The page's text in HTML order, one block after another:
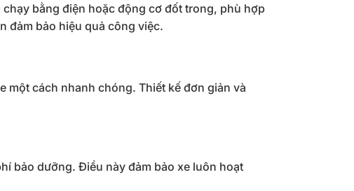
bằng điện hoặc động cơ đốt trong, phù hợp
đảm bảo hiệu quả công việc.
một cách nhanh chóng. Thiết kế đơn giản và
bảo dưỡng. Điều này đảm bảo xe luôn hoạt